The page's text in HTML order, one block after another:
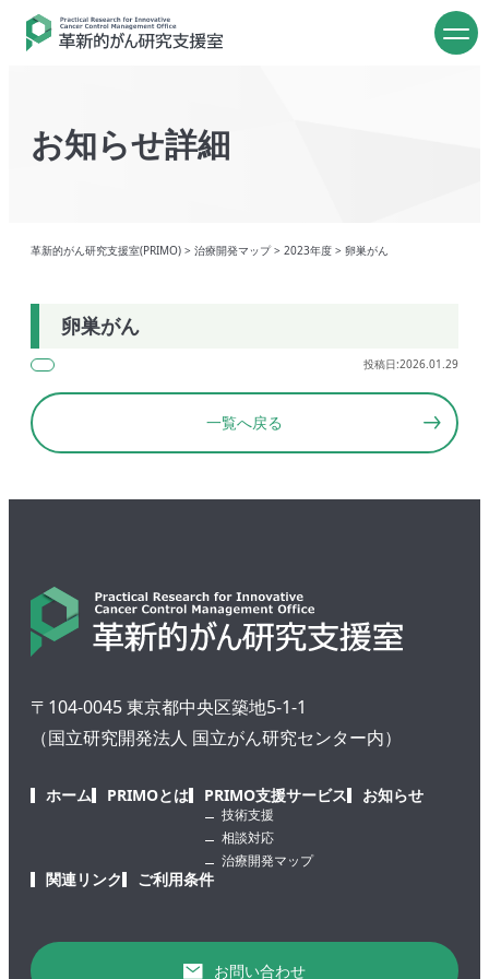
お知らせ詳細
革新的がん研究支援室(PRIMO) > 治療開発マップ> 2023年度 > 卵巣がん
卵巣がん
投稿日:2026.01.29
一覧へ戻る
〒104-0045 東京都中央区築地5-1-1
（国立研究開発法人 国立がん研究センター内）
ホーム PRIMOとは PRIMO支援サービス
技術支援
相談対応
治療開発マップ
お知らせ
関連リンク ご利用条件
お問い合わせ